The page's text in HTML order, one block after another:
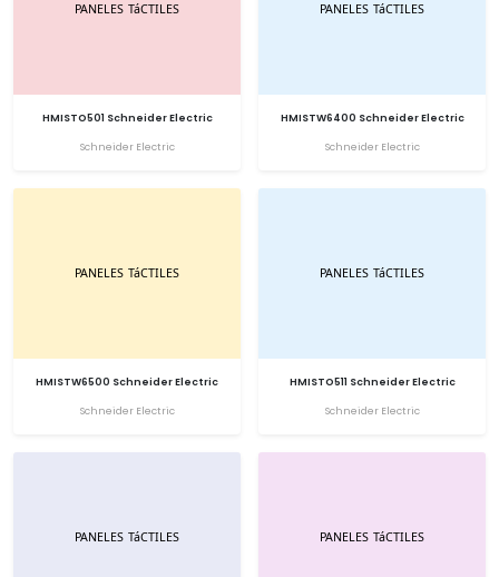
HMISTO501 Schneider Electric
Schneider Electric
HMISTW6400 Schneider Electric
Schneider Electric
HMISTW6500 Schneider Electric
Schneider Electric
HMISTO511 Schneider Electric
Schneider Electric